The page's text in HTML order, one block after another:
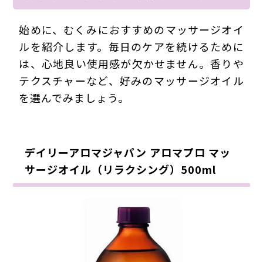
始めに、むくみにおすすめのマッサージオイ
ルを紹介します。毎日のケアを続けるために
は、心地良い使用感が欠かせません。香りや
テクスチャーなど、好みのマッサージオイル
を選んでみましょう。
デイリーアロマジャパン アロマプロ マッ
サージオイル（リラクシング）500ml